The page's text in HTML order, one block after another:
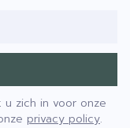
zich in voor onze
privacy policy.